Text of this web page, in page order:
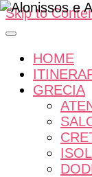
Skip to
HOME
GRECIA